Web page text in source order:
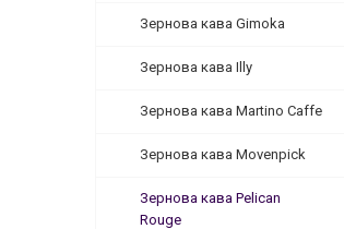
Зернова кава Gimoka
Зернова кава Illy
Зернова кава Martino Caffe
Зернова кава Movenpick
Зернова кава Pelican
Rouge